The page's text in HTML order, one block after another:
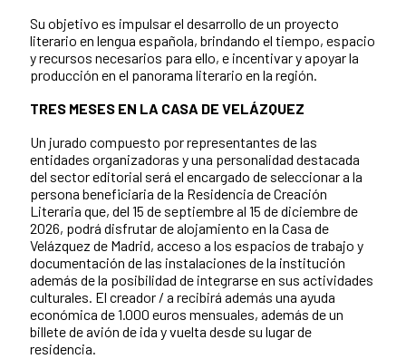
Su objetivo es impulsar el desarrollo de un proyecto
literario en lengua española, brindando el tiempo, espacio
y recursos necesarios para ello, e incentivar y apoyar la
producción en el panorama literario en la región.
TRES MESES EN LA CASA DE VELÁZQUEZ
Un jurado compuesto por representantes de las
entidades organizadoras y una personalidad destacada
del sector editorial será el encargado de seleccionar a la
persona beneficiaria de la Residencia de Creación
Literaria que, del 15 de septiembre al 15 de diciembre de
2026, podrá disfrutar de alojamiento en la Casa de
Velázquez de Madrid, acceso a los espacios de trabajo y
documentación de las instalaciones de la institución
además de la posibilidad de integrarse en sus actividades
culturales. El creador / a recibirá además una ayuda
económica de 1.000 euros mensuales, además de un
billete de avión de ida y vuelta desde su lugar de
residencia.